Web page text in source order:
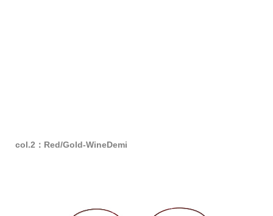
col.2：Red/Gold-WineDemi